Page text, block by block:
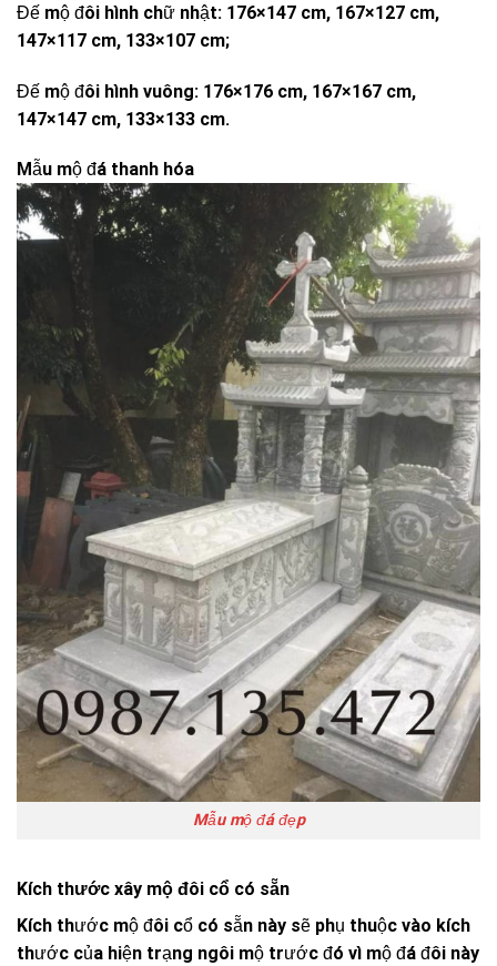
Đế mộ đôi hình chữ nhật: 176×147 cm, 167×127 cm,
147×117 cm, 133×107 cm;
Đế mộ đôi hình vuông: 176×176 cm, 167×167 cm,
147×147 cm, 133×133 cm.
Mẫu mộ đá thanh hóa
Mẫu mộ đá đẹp
Kích thước xây mộ đôi cổ có sẵn
Kích thước mộ đôi cổ có sẵn này sẽ phụ thuộc vào kích
thước của hiện trạng ngôi mộ trước đó vì mộ đá đôi này